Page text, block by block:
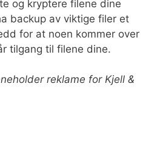
og kryptere filene dine
backup av viktige filer et
for at noen kommer over
tilgang til filene dine.
reklame for Kjell &